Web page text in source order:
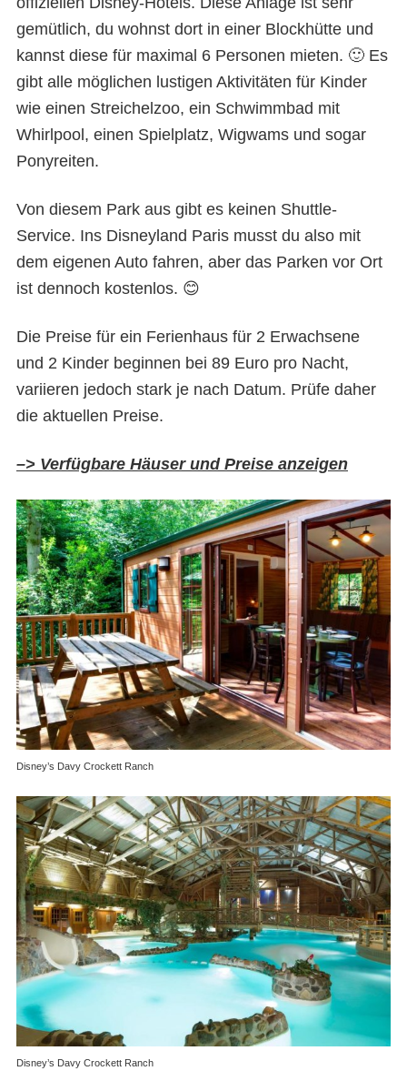
gemütlich, du wohnst dort in einer Blockhütte und
kannst diese für maximal 6 Personen mieten. 🙂 Es
gibt alle möglichen lustigen Aktivitäten für Kinder
wie einen Streichelzoo, ein Schwimmbad mit
Whirlpool, einen Spielplatz, Wigwams und sogar
Ponyreiten.
Von diesem Park aus gibt es keinen Shuttle-
Service. Ins Disneyland Paris musst du also mit
dem eigenen Auto fahren, aber das Parken vor Ort
ist dennoch kostenlos. 😊
Die Preise für ein Ferienhaus für 2 Erwachsene
und 2 Kinder beginnen bei 89 Euro pro Nacht,
variieren jedoch stark je nach Datum. Prüfe daher
die aktuellen Preise.
–> Verfügbare Häuser und Preise anzeigen
Disney’s Davy Crockett Ranch
Disney’s Davy Crockett Ranch